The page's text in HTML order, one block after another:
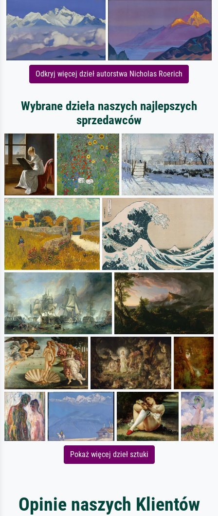
Odkryj więcej dzieł autorstwa Nicholas Roerich
Wybrane dzieła naszych najlepszych
sprzedawców
Pokaż więcej dzieł sztuki
Opinie naszych Klientów